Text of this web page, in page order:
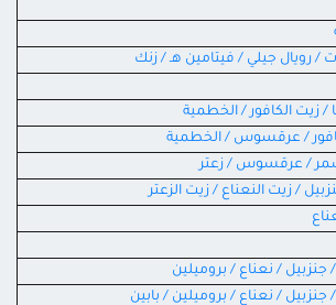
رويال جيلي / فيتامين هـ / زنك
زيت الكافور / الخطمية
/ عرقسوس / الخطمية
/ عرقسوس / زعتر
/ زيت النعناع / زيت الزعتر
/ نعناع / بروميلين
/ نعناع / بروميلين / بابين